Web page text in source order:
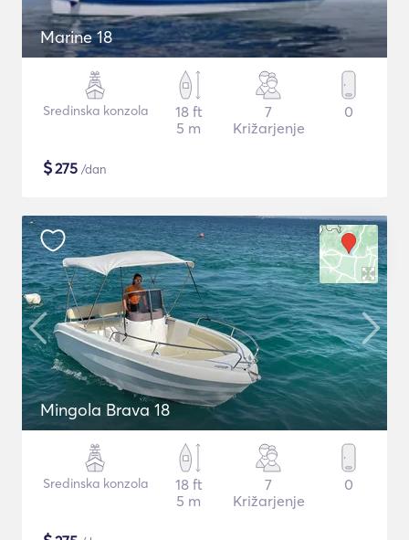
Marine 18
Sredinska konzola
18 ft
5 m
7
Križarjenje
0
$275 /dan
Mingola Brava 18
Sredinska konzola
18 ft
5 m
7
Križarjenje
0